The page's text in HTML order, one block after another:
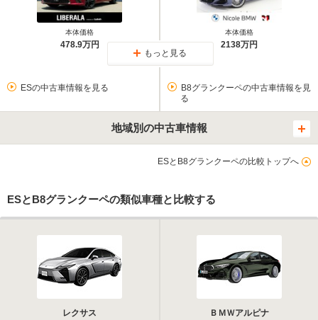
本体価格
478.9万円
本体価格
2138万円
もっと見る
ESの中古車情報を見る
B8グランクーペの中古車情報を見
る
地域別の中古車情報
ESとB8グランクーペの比較トップへ
ESとB8グランクーペの類似車種と比較する
レクサス
ＢＭＷアルピナ